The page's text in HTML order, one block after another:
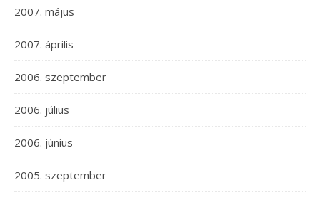
2007. május
2007. április
2006. szeptember
2006. július
2006. június
2005. szeptember